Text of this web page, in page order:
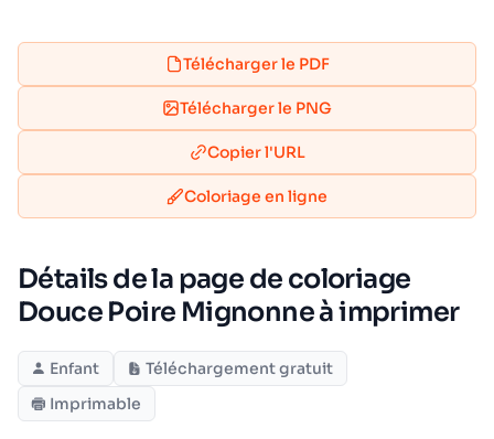
Télécharger le PDF
Télécharger le PNG
Copier l'URL
Coloriage en ligne
Détails de la page de coloriage
Douce Poire Mignonne à imprimer
Enfant
Téléchargement gratuit
Imprimable